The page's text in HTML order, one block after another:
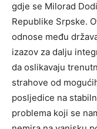
gdje se Milorad
Republike Srpske.
odnose među
izazov za dalju
da oslikavaju
strahove od
posljedice na
problema koji se